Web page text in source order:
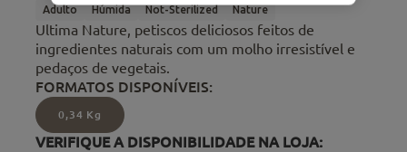
Adulto Húmida Not-Sterilized Nature
Ultima Nature, petiscos deliciosos feitos de
ingredientes naturais com um molho irresistível e
pedaços de vegetais.
FORMATOS DISPONÍVEIS:
0,34 Kg
VERIFIQUE A DISPONIBILIDADE NA LOJA: